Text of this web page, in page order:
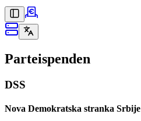
Parteispenden
DSS
Nova Demokratska stranka Srbije